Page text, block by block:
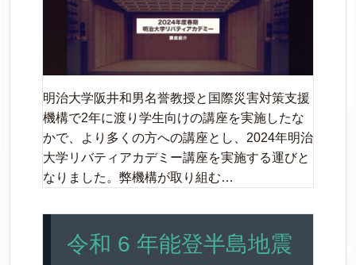
明治大学阪井和男名誉教授と国際災害対策支援
機構で2年に渡り学生向けの講座を実施したな
かで、より多くの方への講座とし、2024年明治
大学リバティアカデミー講座を実施する運びと
なりました。弊機構が取り組む…
令和 6 年能登半島地震